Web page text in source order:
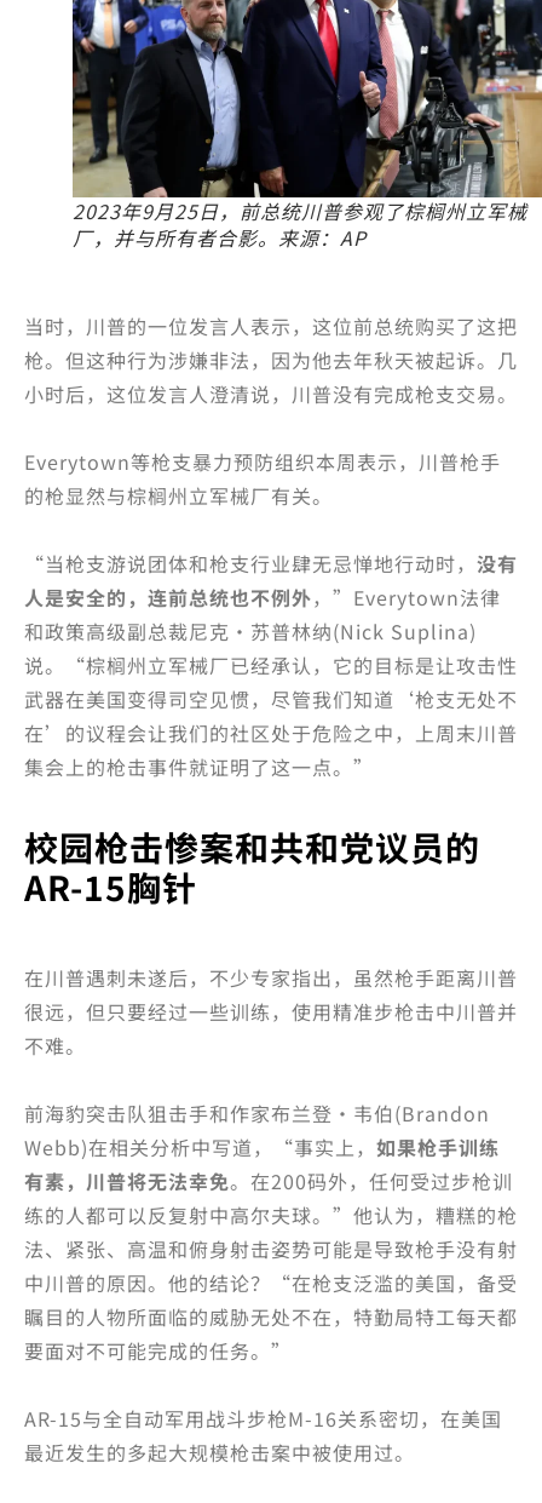
2023年9月25日，前总统川普参观了棕榈州立军械
厂，并与所有者合影。来源：AP
当时，川普的一位发言人表示，这位前总统购买了这把
枪。但这种行为涉嫌非法，因为他去年秋天被起诉。几
小时后，这位发言人澄清说，川普没有完成枪支交易。
Everytown等枪支暴力预防组织本周表示，川普枪手
的枪显然与棕榈州立军械厂有关。
“当枪支游说团体和枪支行业肆无忌惮地行动时， 没有
人是安全的，连前总统也不例外，”Everytown法律
和政策高级副总裁尼克·苏普林纳(Nick Suplina)
说。“棕榈州立军械厂已经承认，它的目标是让攻击性
武器在美国变得司空见惯，尽管我们知道‘枪支无处不
在’的议程会让我们的社区处于危险之中，上周末川普
集会上的枪击事件就证明了这一点。”
校园枪击惨案和共和党议员的
AR-15胸针
在川普遇刺未遂后，不少专家指出，虽然枪手距离川普
很远，但只要经过一些训练，使用精准步枪击中川普并
不难。
前海豹突击队狙击手和作家布兰登·韦伯(Brandon
Webb)在相关分析中写道，“事实上， 如果枪手训练
有素，川普将无法幸免。在200码外，任何受过步枪训
练的人都可以反复射中高尔夫球。”他认为，糟糕的枪
法、紧张、高温和俯身射击姿势可能是导致枪手没有射
中川普的原因。他的结论？“在枪支泛滥的美国，备受
瞩目的人物所面临的威胁无处不在，特勤局特工每天都
要面对不可能完成的任务。”
AR-15与全自动军用战斗步枪M-16关系密切，在美国
最近发生的多起大规模枪击案中被使用过。